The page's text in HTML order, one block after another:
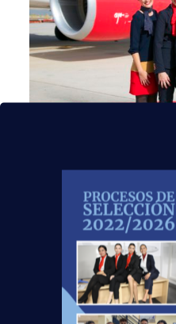
Bachillerato
equivalente o
universitarios).
Disponibilidad de
cualquiera de
Cruz de Tenerife,
Mallorca).